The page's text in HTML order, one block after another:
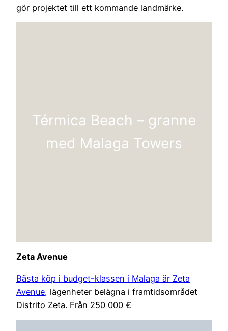
gör projektet till ett kommande landmärke.
Térmica Beach – granne
med Malaga Towers
Zeta Avenue
Bästa köp i budget-klassen i Malaga är Zeta
Avenue, lägenheter belägna i framtidsområdet
Distrito Zeta. Från 250 000 €